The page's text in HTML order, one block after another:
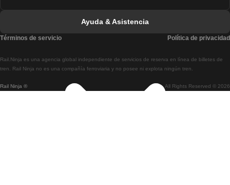
Tren De Lisboa A Braga
Tren De Braga A Lisboa
Rail Ninja ® All Rights Reserved © 2026
Rail.Ninja es una agencia global independiente de servicios de reserva en línea de billetes de
tren. Rail Ninja no es una compañía ferroviaria y no posee ni explota ningún tren.
Ayuda & Asistencia
Términos de servicio Política de privacidad